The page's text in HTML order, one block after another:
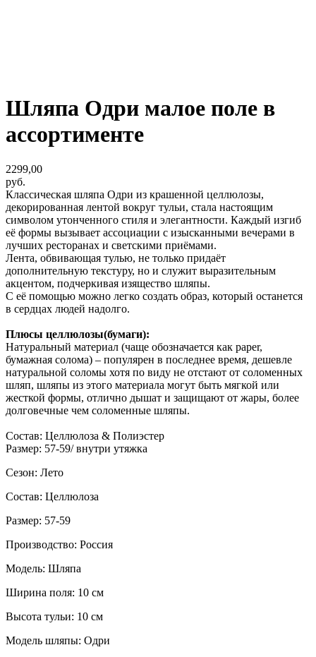
Шляпа Одри малое поле в
ассортименте
2299,00
руб.
Классическая шляпа Одри из крашенной целлюлозы,
декорированная лентой вокруг тульи, стала настоящим
символом утонченного стиля и элегантности. Каждый изгиб
её формы вызывает ассоциации с изысканными вечерами в
лучших ресторанах и светскими приёмами.
Лента, обвивающая тулью, не только придаёт
дополнительную текстуру, но и служит выразительным
акцентом, подчеркивая изящество шляпы.
С её помощью можно легко создать образ, который останется
в сердцах людей надолго.
Плюсы целлюлозы(бумаги):
Натуральный материал (чаще обозначается как paper,
бумажная солома) – популярен в последнее время, дешевле
натуральной соломы хотя по виду не отстают от соломенных
шляп, шляпы из этого материала могут быть мягкой или
жесткой формы, отлично дышат и защищают от жары, более
долговечные чем соломенные шляпы.
Состав: Целлюлоза & Полиэстер
Размер: 57-59/ внутри утяжка
Сезон: Лето
Состав: Целлюлоза
Размер: 57-59
Производство: Россия
Модель: Шляпа
Ширина поля: 10 см
Высота тульи: 10 см
Модель шляпы: Одри